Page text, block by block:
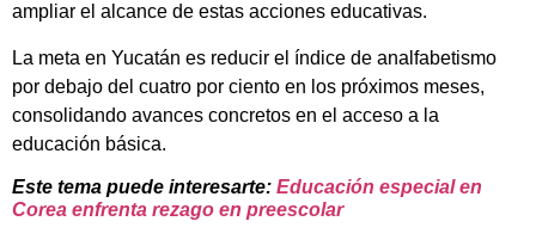
ampliar el alcance de estas acciones educativas.
La meta en Yucatán es reducir el índice de analfabetismo
por debajo del cuatro por ciento en los próximos meses,
consolidando avances concretos en el acceso a la
educación básica.
Este tema puede interesarte: Educación especial en
Corea enfrenta rezago en preescolar